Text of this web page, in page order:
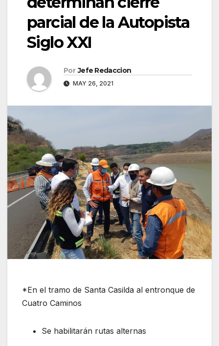
parcial de la Autopista
Siglo XXI
Por Jefe Redaccion
MAY 26, 2021
*En el tramo de Santa Casilda al entronque de
Cuatro Caminos
Se habilitarán rutas alternas